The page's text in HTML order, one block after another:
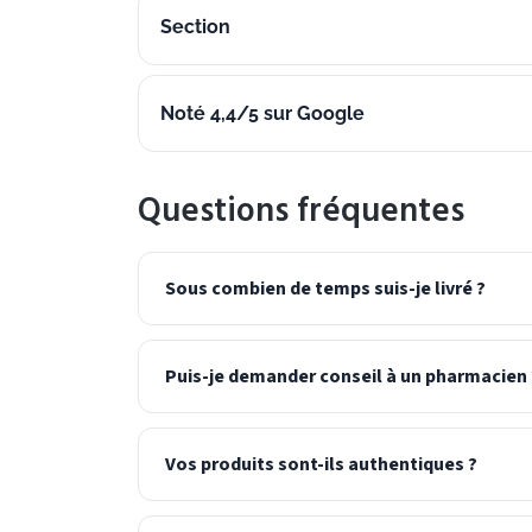
Section
Noté 4,4/5 sur Google
Questions fréquentes
Sous combien de temps suis-je livré ?
Puis-je demander conseil à un pharmacien
Vos produits sont-ils authentiques ?